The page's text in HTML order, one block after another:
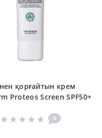
қорғайтын крем
Proteos Screen SPF50+
0